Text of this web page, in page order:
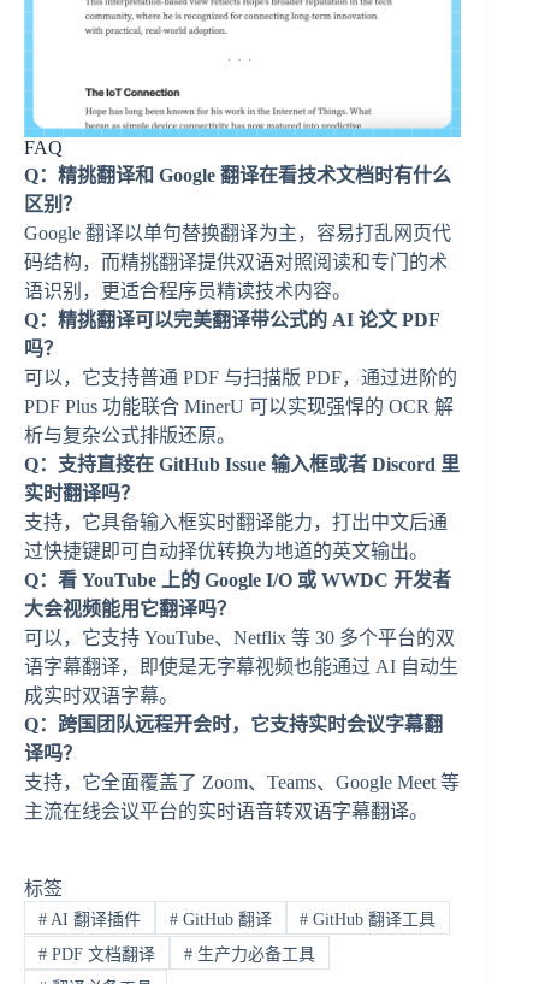
FAQ
Q：精挑翻译和 Google 翻译在看技术文档时有什么
区别？
Google 翻译以单句替换翻译为主，容易打乱网页代
码结构，而精挑翻译提供双语对照阅读和专门的术
语识别，更适合程序员精读技术内容。
Q：精挑翻译可以完美翻译带公式的 AI 论文 PDF
吗？
可以，它支持普通 PDF 与扫描版 PDF，通过进阶的
PDF Plus 功能联合 MinerU 可以实现强悍的 OCR 解
析与复杂公式排版还原。
Q：支持直接在 GitHub Issue 输入框或者 Discord 里
实时翻译吗？
支持，它具备输入框实时翻译能力，打出中文后通
过快捷键即可自动择优转换为地道的英文输出。
Q：看 YouTube 上的 Google I/O 或 WWDC 开发者
大会视频能用它翻译吗？
可以，它支持 YouTube、Netflix 等 30 多个平台的双
语字幕翻译，即使是无字幕视频也能通过 AI 自动生
成实时双语字幕。
Q：跨国团队远程开会时，它支持实时会议字幕翻
译吗？
支持，它全面覆盖了 Zoom、Teams、Google Meet 等
主流在线会议平台的实时语音转双语字幕翻译。
标签
#AI 翻译插件 #GitHub 翻译 # GitHub 翻译工具
#PDF 文档翻译 #生产力必备工具